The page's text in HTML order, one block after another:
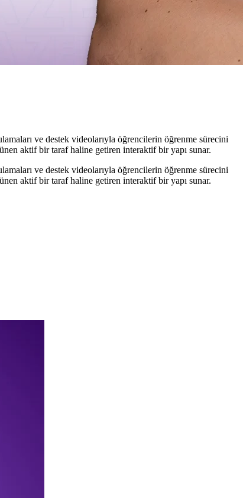
ve destek videolarıyla öğrencilerin öğrenme sürecini
aktif bir taraf haline getiren interaktif bir yapı sunar.
ve destek videolarıyla öğrencilerin öğrenme sürecini
aktif bir taraf haline getiren interaktif bir yapı sunar.